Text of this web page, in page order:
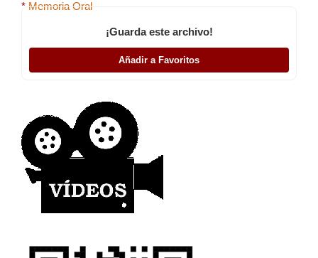
* Memoria Oral
¡Guarda este archivo!
Añadir a Favoritos